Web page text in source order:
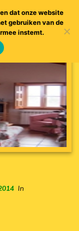
In
dat onze website
gebruiken van de
instemt.